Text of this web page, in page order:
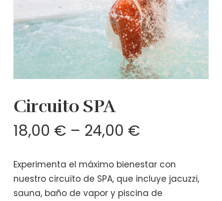
Circuito SPA
18,00 € – 24,00 €
Experimenta el máximo bienestar con
nuestro circuito de SPA, que incluye jacuzzi,
sauna, baño de vapor y piscina de